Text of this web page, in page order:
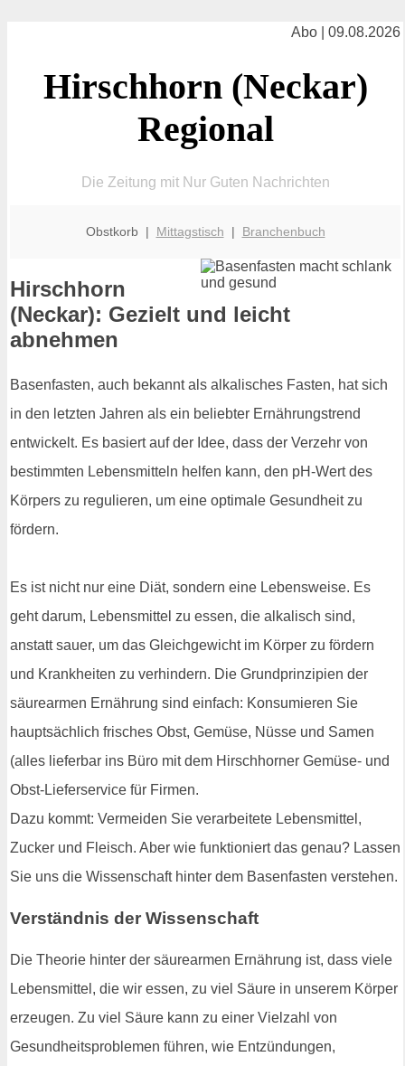
Abo | 09.08.2026
Hirschhorn (Neckar)
Regional
Die Zeitung mit Nur Guten Nachrichten
Obstkorb | Mittagstisch | Branchenbuch
Hirschhorn
(Neckar): Gezielt und leicht
abnehmen
Basenfasten, auch bekannt als alkalisches Fasten, hat sich
in den letzten Jahren als ein beliebter Ernährungstrend
entwickelt. Es basiert auf der Idee, dass der Verzehr von
bestimmten Lebensmitteln helfen kann, den pH-Wert des
Körpers zu regulieren, um eine optimale Gesundheit zu
fördern.
Es ist nicht nur eine Diät, sondern eine Lebensweise. Es
geht darum, Lebensmittel zu essen, die alkalisch sind,
anstatt sauer, um das Gleichgewicht im Körper zu fördern
und Krankheiten zu verhindern. Die Grundprinzipien der
säurearmen Ernährung sind einfach: Konsumieren Sie
hauptsächlich frisches Obst, Gemüse, Nüsse und Samen
(alles lieferbar ins Büro mit dem Hirschhorner Gemüse- und
Obst-Lieferservice für Firmen.
Dazu kommt: Vermeiden Sie verarbeitete Lebensmittel,
Zucker und Fleisch. Aber wie funktioniert das genau? Lassen
Sie uns die Wissenschaft hinter dem Basenfasten verstehen.
Verständnis der Wissenschaft
Die Theorie hinter der säurearmen Ernährung ist, dass viele
Lebensmittel, die wir essen, zu viel Säure in unserem Körper
erzeugen. Zu viel Säure kann zu einer Vielzahl von
Gesundheitsproblemen führen, wie Entzündungen,